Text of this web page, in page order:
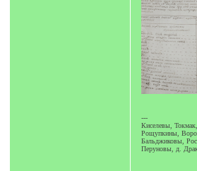
---
Киселевы,
Рощупкины,
Бальджиковы,
Перуновы, д.